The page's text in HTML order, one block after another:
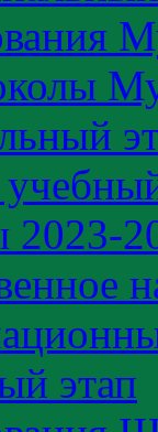
2023-
этап